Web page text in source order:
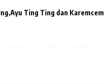
Ayu Ting Ting dan Karemcem